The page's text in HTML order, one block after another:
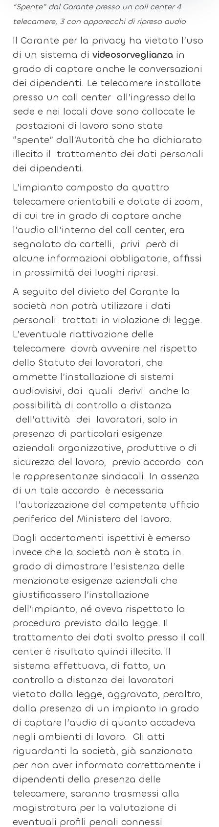
“Spente” dal Garante presso un call center 4
telecamere, 3 con apparecchi di ripresa audio
Il Garante per la privacy ha vietato l’uso
di un sistema divideosorveglianza in
grado di captare anche le conversazioni
dei dipendenti. Le telecamere installate
presso un call center all’ingresso della
sede e nei locali dove sono collocate le
postazioni di lavoro sono state
“spente” dall’Autorità che ha dichiarato
illecito il trattamento dei dati personali
dei dipendenti.
L’impianto composto da quattro
telecamere orientabili e dotate di zoom,
di cui tre in grado di captare anche
l’audio all’interno del call center, era
segnalato da cartelli, privi però di
alcune informazioni obbligatorie, affissi
in prossimità dei luoghi ripresi.
A seguito del divieto del Garante la
società non potrà utilizzare i dati
personali trattati in violazione di legge.
L’eventuale riattivazione delle
telecamere dovrà avvenire nel rispetto
dello Statuto dei lavoratori, che
ammette l’installazione di sistemi
audiovisivi, dai quali derivi anche la
possibilità di controllo a distanza
dell’attività dei lavoratori, solo in
presenza di particolari esigenze
aziendali organizzative, produttive o di
sicurezza del lavoro, previo accordo con
le rappresentanze sindacali. In assenza
di un tale accordo è necessaria
l’autorizzazione del competente ufficio
periferico del Ministero del lavoro.
Dagli accertamenti ispettivi è emerso
invece che la società non è stata in
grado di dimostrare l’esistenza delle
menzionate esigenze aziendali che
giustificassero l’installazione
dell’impianto, né aveva rispettato la
procedura prevista dalla legge. Il
trattamento dei dati svolto presso il call
center è risultato quindi illecito. Il
sistema effettuava, di fatto, un
controllo a distanza dei lavoratori
vietato dalla legge, aggravato, peraltro,
dalla presenza di un impianto in grado
di captare l’audio di quanto accadeva
negli ambienti di lavoro. Gli atti
riguardanti la società, già sanzionata
per non aver informato correttamente i
dipendenti della presenza delle
telecamere, saranno trasmessi alla
magistratura per la valutazione di
eventuali profili penali connessi